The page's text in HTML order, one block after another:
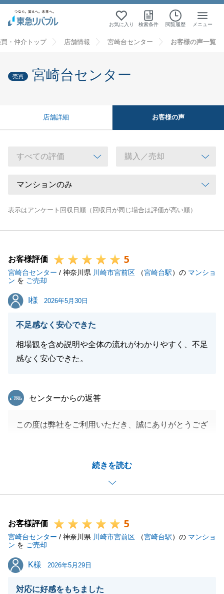
お気に入り 検索条件 閲覧履歴 メニュー
・仲介トップ 店舗情報 宮崎台センター お客様の声一覧
売買 宮崎台センター
店舗詳細 お客様の声
表示はアンケート回収日順（回収日が同じ場合は評価が高い順）
お客様評価 5
宮崎台センター / 神奈川県 川崎市宮前区 （宮崎台駅）の マンショ
ン を ご売却
I様
I様 2026年5月30日
不足感なく安心できた
相場観を含め説明や全体の流れがわかりやすく、不足
感なく安心できた。
続きを読む
東急リバブル
センターからの返答
この度は弊社をご利用いただき、誠にありがとうござ
また何かございましたら、是非お力になれればと思い
ますので、お気軽にご連絡を下さいませ。
閉じる
お客様評価 5
宮崎台センター / 神奈川県 川崎市宮前区 （宮崎台駅）の マンショ
ン を ご売却
K様
K様 2026年5月29日
対応に好感をもちました